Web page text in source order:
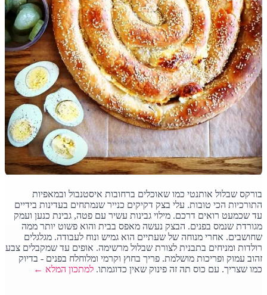
בורקס שבלול אותנטי כמו שאוכלים ברחובות איסטנבול ובמאפיות
התורכיות הכי טובות. עלי בצק דקיקים כנייר שנמתחים בעדינות בידיים
עד שכמעט רואים דרכם. מילוי גבינות עשיר עם פטה, גבינת כנען ועמק
מגורדת שנמס בפנים. הבצק נעשה מאפס בבית והוא פשוט יותר ממה
שחושבים. אחרי מנוחה של שעתיים הוא גמיש ונוח לעבודה. מגלגלים
רולדות ומניחים בתבנית לצורת שבלול מרשימה. אופים עד שמקבלים צבע
זהוב עמוק ופריכות מושלמת. פריך בחוץ וקרמי ומלוחלח בפנים - בדיוק
כמו שצריך. עם כוס תה זה פינוק שאין כדוגמתו.למתכון המלא ←